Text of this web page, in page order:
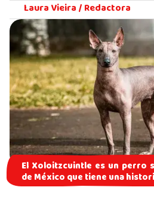
Laura Vieira /Redactora
El Xoloitzcuintle es un perro
de México que tiene una